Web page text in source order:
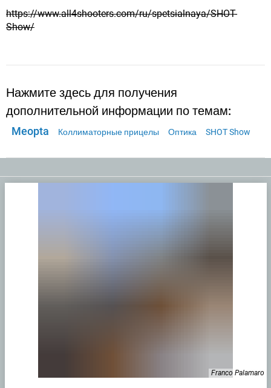
https://www.all4shooters.com/ru/spetsialnaya/SHOT-
Show/
Нажмите здесь для получения
дополнительной информации по темам:
Meopta Коллиматорные прицелы Оптика SHOT Show
Franco Palamaro